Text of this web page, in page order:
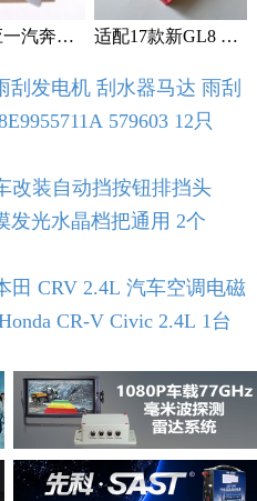
厂家供应一汽奔腾B30空调滤芯空调格空调滤清器 1个 适配17款新GL8 2.0T 2.5L空滤 空气滤芯 滤清器 空气格 5个
刮发电机 刮水器马达 雨刮
器引擎 8E9955711A 579603 12只
改装自动挡按钮排挡头
LED触摸发光水晶档把通用 2个
田 CRV 2.4L 汽车空调电磁
离合器 Honda CR-V Civic 2.4L 1台